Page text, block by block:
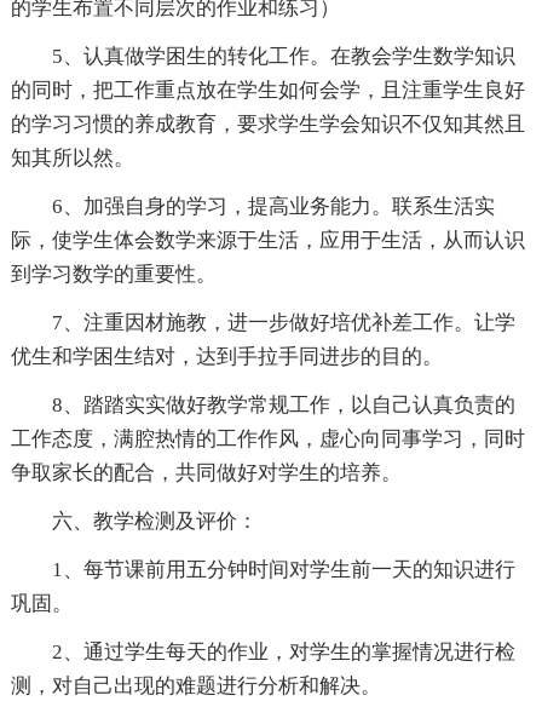
的学生布置不同层次的作业和练习）
5、认真做学困生的转化工作。在教会学生数学知识
的同时，把工作重点放在学生如何会学，且注重学生良好
的学习习惯的养成教育，要求学生学会知识不仅知其然且
知其所以然。
6、加强自身的学习，提高业务能力。联系生活实
际，使学生体会数学来源于生活，应用于生活，从而认识
到学习数学的重要性。
7、注重因材施教，进一步做好培优补差工作。让学
优生和学困生结对，达到手拉手同进步的目的。
8、踏踏实实做好教学常规工作，以自己认真负责的
工作态度，满腔热情的工作作风，虚心向同事学习，同时
争取家长的配合，共同做好对学生的培养。
六、教学检测及评价：
1、每节课前用五分钟时间对学生前一天的知识进行
巩固。
2、通过学生每天的作业，对学生的掌握情况进行检
测，对自己出现的难题进行分析和解决。